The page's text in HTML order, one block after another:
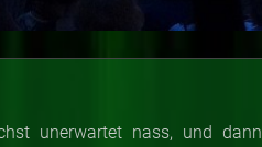
unerwartet nass, und dann